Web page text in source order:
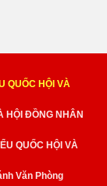
QUỐC HỘI VÀ
HỘI ĐỒNG NHÂN
QUỐC HỘI VÀ
Văn Phòng